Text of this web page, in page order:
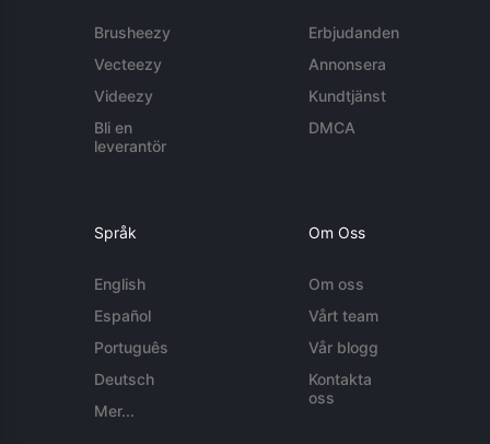
Brusheezy
Vecteezy
Videezy
Bli en
leverantör
Erbjudanden
Annonsera
Kundtjänst
DMCA
Språk
English
Español
Português
Deutsch
Mer...
Om Oss
Om oss
Vårt team
Vår blogg
Kontakta
oss